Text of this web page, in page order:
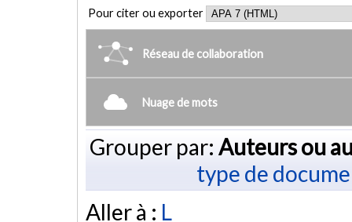
Pour citer ou exporter
Réseau de collaboration
Nuage de mots
Grouper par: Auteurs ou
type de
Aller à : L